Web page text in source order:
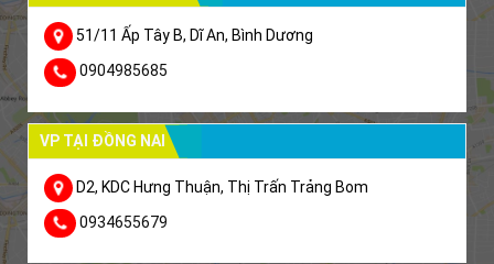
51/11 Ấp Tây B, Dĩ An, Bình Dương
0904985685
VP TẠI ĐỒNG NAI
D2, KDC Hưng Thuận, Thị Trấn Trảng Bom
0934655679